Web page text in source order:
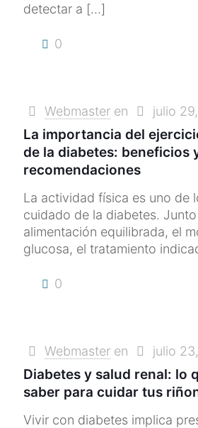
detectar a […]
0
Webmaster en julio
La importancia del
de la diabetes: beneficios
recomendaciones
La actividad física es uno de
cuidado de la diabetes.
alimentación equilibrada, el
glucosa, el tratamiento
0
Webmaster en julio
Diabetes y salud renal: lo
saber para cuidar tus
Vivir con diabetes implica